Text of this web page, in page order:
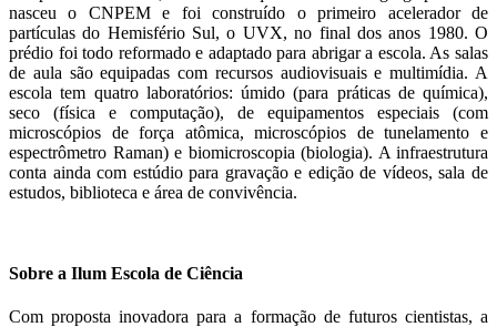
nasceu o CNPEM e foi construído o primeiro acelerador de
partículas do Hemisfério Sul, o UVX, no final dos anos 1980. O
prédio foi todo reformado e adaptado para abrigar a escola. As salas
de aula são equipadas com recursos audiovisuais e multimídia. A
escola tem quatro laboratórios: úmido (para práticas de química),
seco (física e computação), de equipamentos especiais (com
microscópios de força atômica, microscópios de tunelamento e
espectrômetro Raman) e biomicroscopia (biologia). A infraestrutura
conta ainda com estúdio para gravação e edição de vídeos, sala de
estudos, biblioteca e área de convivência.
Sobre a Ilum Escola de Ciência
Com proposta inovadora para a formação de futuros cientistas, a